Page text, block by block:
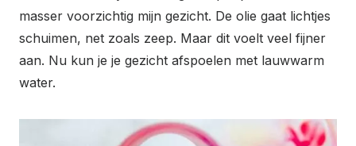
masser voorzichtig mijn gezicht. De olie gaat lichtjes
schuimen, net zoals zeep. Maar dit voelt veel fijner
aan. Nu kun je je gezicht afspoelen met lauwwarm
water.